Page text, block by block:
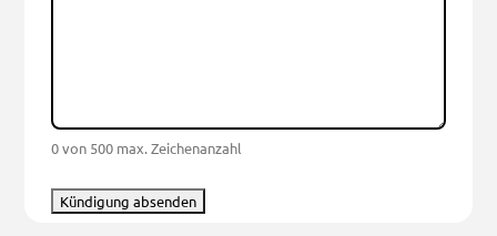
0 von 500 max. Zeichenanzahl